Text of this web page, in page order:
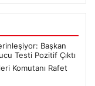
Başkan
Testi Pozitif Çıktı
Komutanı Rafet